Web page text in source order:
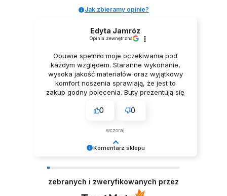
Jak zbieramy opinie?
Komentarz sklepu
Doceniamy czas i wysiłek włożony w podzielenie
się z nami Twoimi doświadczeniami. Do
Edyta Jamróz
Opinia zewnętrzna
Obuwie spełniło moje oczekiwania pod
każdym względem. Staranne wykonanie,
wysoka jakość materiałów oraz wyjątkowy
komfort noszenia sprawiają, że jest to
zakup godny polecenia. Buty prezentują się
przekonaniem polecam ten produkt.
0 0
wczoraj
zebranych i zweryfikowanych przez